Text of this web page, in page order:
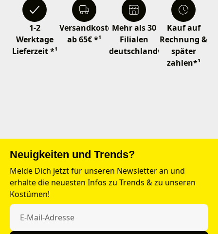
1-2
Werktage
Lieferzeit *¹
Versandkostenfrei
ab 65€ *¹
Mehr als 30
Filialen
deutschlandweit
Kauf auf
Rechnung &
später
zahlen*¹
Neuigkeiten und Trends?
Melde Dich jetzt für unseren Newsletter an und
erhalte die neuesten Infos zu Trends & zu unseren
Kostümen!